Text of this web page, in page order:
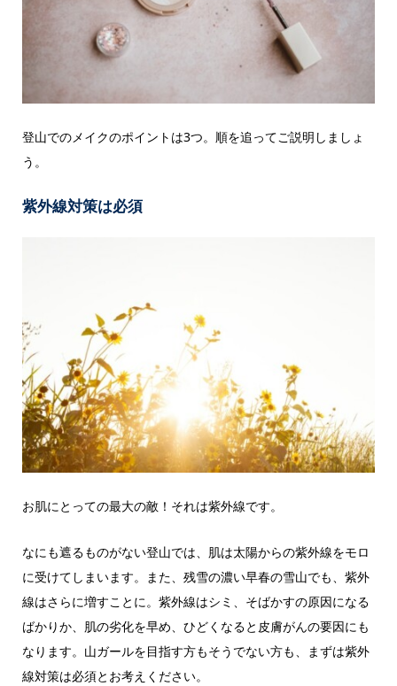
登山でのメイクのポイントは3つ。順を追ってご説明しましょ
う。
紫外線対策は必須
お肌にとっての最大の敵！それは紫外線です。
なにも遮るものがない登山では、肌は太陽からの紫外線をモロ
に受けてしまいます。また、残雪の濃い早春の雪山でも、紫外
線はさらに増すことに。紫外線はシミ、そばかすの原因になる
ばかりか、肌の劣化を早め、ひどくなると皮膚がんの要因にも
なります。山ガールを目指す方もそうでない方も、まずは紫外
線対策は必須とお考えください。